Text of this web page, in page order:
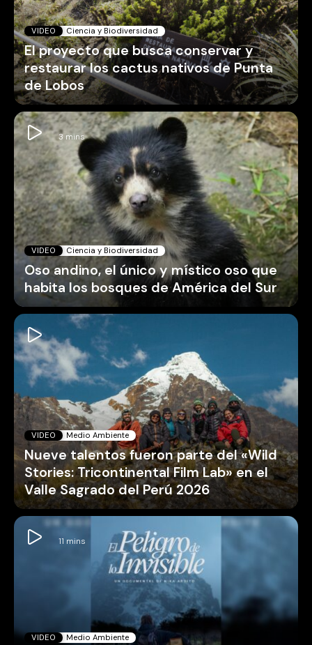
VIDEO Ciencia y Biodiversidad
El proyecto que busca conservar y
restaurar los cactus nativos de Punta
de Lobos
VIDEO Ciencia y Biodiversidad
Oso andino, el único y místico oso que
habita los bosques de América del Sur
VIDEO Medio Ambiente
Nueve talentos fueron parte del «Wild
Stories: Tricontinental Film Lab» en el
Valle Sagrado del Perú 2026
VIDEO Medio Ambiente